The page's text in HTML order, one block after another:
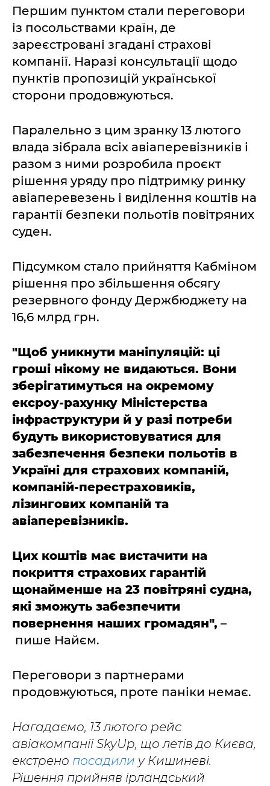
Першим пунктом стали переговори
із посольствами країн, де
зареєстровані згадані страхові
компанії. Наразі консультації щодо
пунктів пропозицій української
сторони продовжуються.
Паралельно з цим зранку 13 лютого
влада зібрала всіх авіаперевізників і
разом з ними розробила проєкт
рішення уряду про підтримку ринку
авіаперевезень і виділення коштів на
гарантії безпеки польотів повітряних
суден.
Підсумком стало прийняття Кабміном
рішення про збільшення обсягу
резервного фонду Держбюджету на
16,6 млрд грн.
"Щоб уникнути маніпуляцій: ці
гроші нікому не видаються. Вони
зберігатимуться на окремому
ексроу-рахунку Міністерства
інфраструктури й у разі потреби
будуть використовуватися для
забезпечення безпеки польотів в
Україні для страхових компаній,
компаній-перестраховиків,
лізингових компаній та
авіаперевізників.
Цих коштів має вистачити на
покриття страхових гарантій
щонайменше на 23 повітряні судна,
які зможуть забезпечити
повернення наших громадян", –
пише Найєм.
Переговори з партнерами
продовжуються, проте паніки немає.
Нагадаємо, 13 лютого рейс
авіакомпанії SkyUp, що летів до Києва,
екстрено посадили у Кишиневі.
Рішення прийняв ірландський